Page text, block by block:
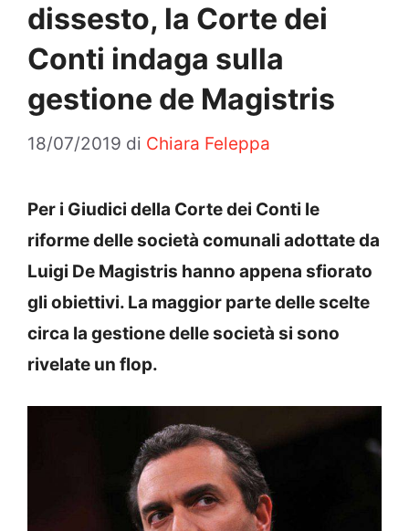
dissesto, la Corte dei
Conti indaga sulla
gestione de Magistris
18/07/2019 di Chiara Feleppa
Per i Giudici della Corte dei Conti le
riforme delle società comunali adottate da
Luigi De Magistris hanno appena sfiorato
gli obiettivi. La maggior parte delle scelte
circa la gestione delle società si sono
rivelate un flop.